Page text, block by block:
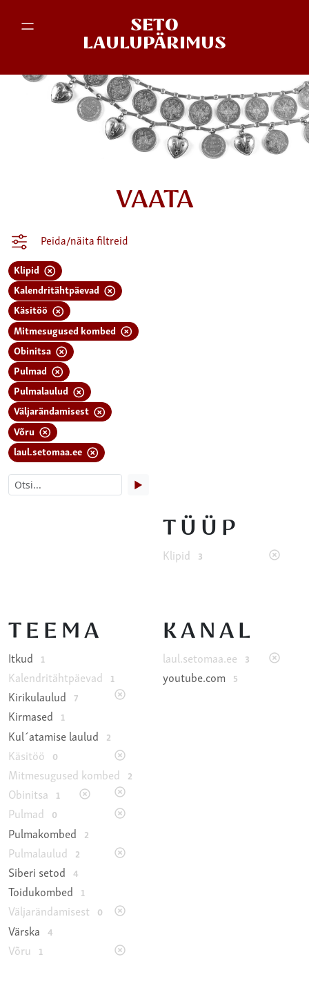
SETO
LAULUPÄRIMUS
VAATA
Peida/näita filtreid
Klipid
Kalendritähtpäevad
Käsitöö
Mitmesugused kombed
Obinitsa
Pulmad
Pulmalaulud
Väljarändamisest
Võru
laul.setomaa.ee
▶
TÜÜP
Klipid 3
TEEMA
Itkud 1
Kalendritähtpäevad 1
Kirikulaulud 7
Kirmased 1
Kul´atamise laulud 2
Käsitöö 0
Mitmesugused kombed 2
Obinitsa 1
Pulmad 0
Pulmakombed 2
Pulmalaulud 2
Siberi setod 4
Toidukombed 1
Väljarändamisest 0
Värska 4
Võru 1
KANAL
laul.setomaa.ee 3
youtube.com 5